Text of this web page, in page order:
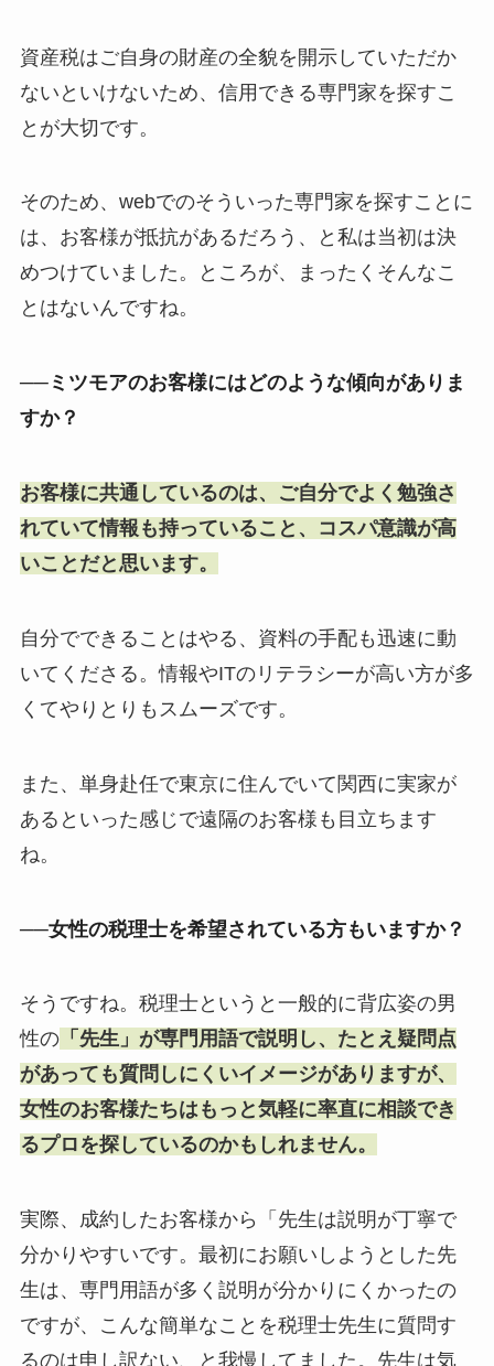
資産税はご自身の財産の全貌を開示していただか
ないといけないため、信用できる専門家を探すこ
とが大切です。
そのため、webでのそういった専門家を探すことに
は、お客様が抵抗があるだろう、と私は当初は決
めつけていました。ところが、まったくそんなこ
とはないんですね。
──ミツモアのお客様にはどのような傾向がありま
すか？
お客様に共通しているのは、ご自分でよく勉強さ
れていて情報も持っていること、コスパ意識が高
いことだと思います。
自分でできることはやる、資料の手配も迅速に動
いてくださる。情報やITのリテラシーが高い方が多
くてやりとりもスムーズです。
また、単身赴任で東京に住んでいて関西に実家が
あるといった感じで遠隔のお客様も目立ちます
ね。
──女性の税理士を希望されている方もいますか？
そうですね。税理士というと一般的に背広姿の男
性の「先生」が専門用語で説明し、たとえ疑問点
があっても質問しにくいイメージがありますが、
女性のお客様たちはもっと気軽に率直に相談でき
るプロを探しているのかもしれません。
実際、成約したお客様から「先生は説明が丁寧で
分かりやすいです。最初にお願いしようとした先
生は、専門用語が多く説明が分かりにくかったの
ですが、こんな簡単なことを税理士先生に質問す
るのは申し訳ない、と我慢してました。先生は気